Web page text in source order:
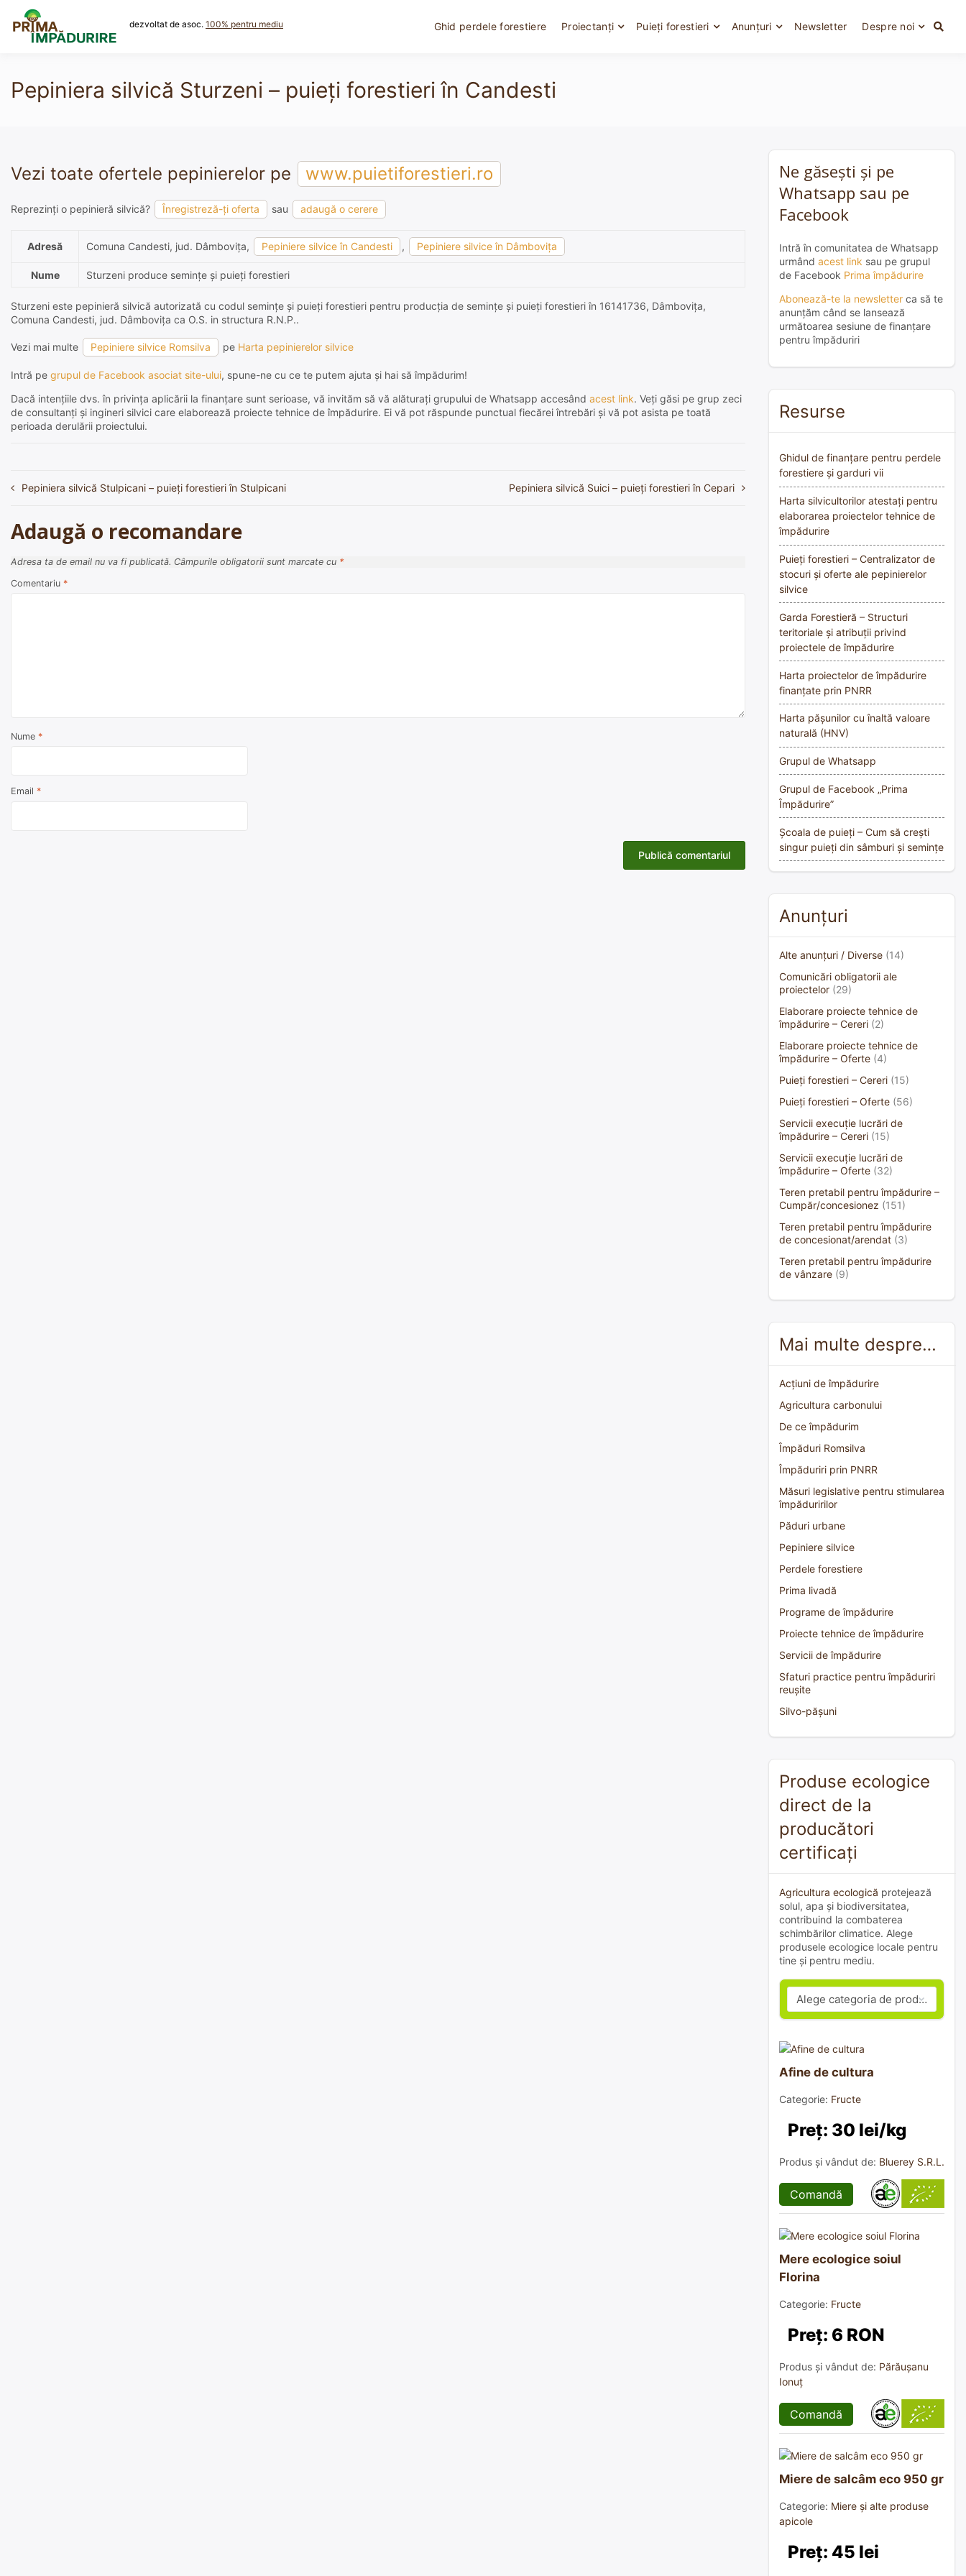
content
dezvoltat de asoc. 100% pentru mediu Ghid perdele forestiere Proiectanți Puieți forestieri Anunțuri Newsletter Despre noi
Pepiniera silvică Sturzeni – puieți forestieri în Candesti
Vezi toate ofertele pepinierelor pe www.puietiforestieri.ro
Reprezinți o pepinieră silvică? Înregistreză-ți oferta sau adaugă o cerere
Adresă Comuna Candesti, jud. Dâmboviţa, Pepiniere silvice în Candesti , Pepiniere silvice în Dâmboviţa
Nume Sturzeni produce semințe și puieți forestieri
Sturzeni este pepinieră silvică autorizată cu codul semințe și puieți forestieri pentru producția de semințe și puieți forestieri în 16141736, Dâmboviţa,
Comuna Candesti, jud. Dâmboviţa ca O.S. in structura R.N.P..
Vezi mai multe Pepiniere silvice Romsilva pe Harta pepinierelor silvice
Intră pe grupul de Facebook asociat site-ului, spune-ne cu ce te putem ajuta și hai să împădurim!
Dacă intențiile dvs. în privința aplicării la finanțare sunt serioase, vă invităm să vă alăturați grupului de Whatsapp accesând acest link. Veți găsi pe grup zeci
de consultanți și ingineri silvici care elaborează proiecte tehnice de împădurire. Ei vă pot răspunde punctual fiecărei întrebări și vă pot asista pe toată
perioada derulării proiectului.
Navigare
articole
Pepiniera silvică Stulpicani – puieți forestieri în Stulpicani Pepiniera silvică Suici – puieți forestieri în Cepari
Adaugă o recomandare
Adresa ta de email nu va fi publicată. Câmpurile obligatorii sunt marcate cu *
Comentariu *
Nume *
Email *
Ne găsești și pe
Whatsapp sau pe
Facebook
Intră în comunitatea de Whatsapp
urmând acest link sau pe grupul
de Facebook Prima împădurire
Abonează-te la newsletter ca să te
anunțăm când se lansează
următoarea sesiune de finanțare
pentru împăduriri
Resurse
Ghidul de finanțare pentru perdele
forestiere și garduri vii
Harta silvicultorilor atestați pentru
elaborarea proiectelor tehnice de
împădurire
Puieți forestieri – Centralizator de
stocuri și oferte ale pepinierelor
silvice
Garda Forestieră – Structuri
teritoriale și atribuții privind
proiectele de împădurire
Harta proiectelor de împădurire
finanțate prin PNRR
Harta pășunilor cu înaltă valoare
naturală (HNV)
Grupul de Whatsapp
Grupul de Facebook „Prima
Împădurire”
Școala de puieți – Cum să crești
singur puieți din sâmburi și semințe
Anunțuri
Alte anunțuri / Diverse (14)
Comunicări obligatorii ale
proiectelor (29)
Elaborare proiecte tehnice de
împădurire – Cereri (2)
Elaborare proiecte tehnice de
împădurire – Oferte (4)
Puieți forestieri – Cereri (15)
Puieți forestieri – Oferte (56)
Servicii execuție lucrări de
împădurire – Cereri (15)
Servicii execuție lucrări de
împădurire – Oferte (32)
Teren pretabil pentru împădurire –
Cumpăr/concesionez (151)
Teren pretabil pentru împădurire
de concesionat/arendat (3)
Teren pretabil pentru împădurire
de vânzare (9)
Mai multe despre…
Acțiuni de împădurire
Agricultura carbonului
De ce împădurim
Împăduri Romsilva
Împăduriri prin PNRR
Măsuri legislative pentru stimularea
împăduririlor
Păduri urbane
Pepiniere silvice
Perdele forestiere
Prima livadă
Programe de împădurire
Proiecte tehnice de împădurire
Servicii de împădurire
Sfaturi practice pentru împăduriri
reușite
Silvo-pășuni
Produse ecologice
direct de la
producători
certificați
Agricultura ecologică protejează
solul, apa și biodiversitatea,
contribuind la combaterea
schimbărilor climatice. Alege
produsele ecologice locale pentru
tine și pentru mediu.
Afine de cultura
Categorie: Fructe
Preț: 30 lei/kg
Produs și vândut de: Bluerey S.R.L.
Comandă
Mere ecologice soiul
Florina
Categorie: Fructe
Preț: 6 RON
Produs și vândut de: Părăușanu
Ionuț
Comandă
Miere de salcâm eco 950 gr
Categorie: Miere și alte produse
apicole
Preț: 45 lei